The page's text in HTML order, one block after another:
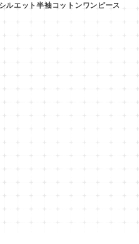
ルエット半袖コットンワンピース